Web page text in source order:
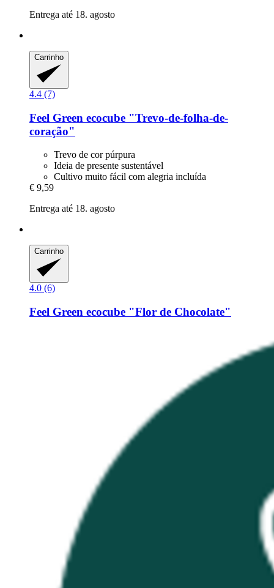
Entrega até 18. agosto
Carrinho
4.4 (7)
Feel Green ecocube "Trevo-​de-​folha-​de-​
coração"
Trevo de cor púrpura
Ideia de presente sustentável
Cultivo muito fácil com alegria incluída
€ 9,59
Entrega até 18. agosto
Carrinho
4.0 (6)
Feel Green ecocube "Flor de Chocolate"